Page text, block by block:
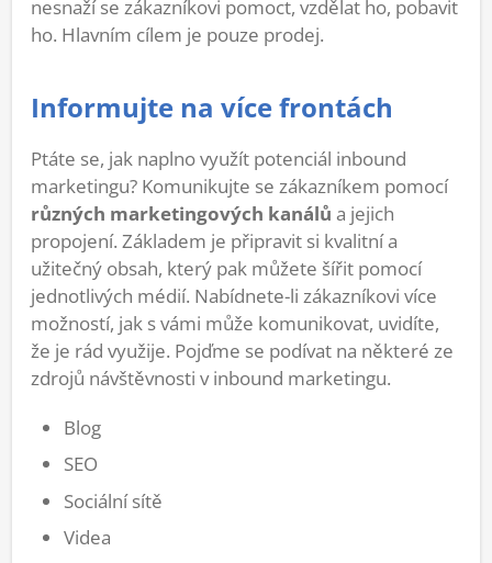
nesnaží se zákazníkovi pomoct, vzdělat ho, pobavit
ho. Hlavním cílem je pouze prodej.
Informujte na více frontách
Ptáte se, jak naplno využít potenciál inbound
marketingu? Komunikujte se zákazníkem pomocí
různých marketingových kanálů a jejich
propojení. Základem je připravit si kvalitní a
užitečný obsah, který pak můžete šířit pomocí
jednotlivých médií. Nabídnete-li zákazníkovi více
možností, jak s vámi může komunikovat, uvidíte,
že je rád využije. Pojďme se podívat na některé ze
zdrojů návštěvnosti v inbound marketingu.
Blog
SEO
Sociální sítě
Videa